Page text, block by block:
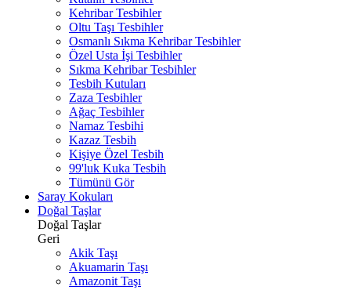
Kehribar Tesbihler
Oltu Taşı Tesbihler
Osmanlı Sıkma Kehribar Tesbihler
Özel Usta İşi Tesbihler
Sıkma Kehribar Tesbihler
Tesbih Kutuları
Zaza Tesbihler
Ağaç Tesbihler
Namaz Tesbihi
Kazaz Tesbih
Kişiye Özel Tesbih
99'luk Kuka Tesbih
Tümünü Gör
Saray Kokuları
Doğal Taşlar
Doğal Taşlar
Geri
Akik Taşı
Akuamarin Taşı
Amazonit Taşı